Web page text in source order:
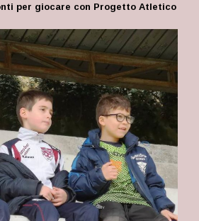
per giocare con Progetto Atletico